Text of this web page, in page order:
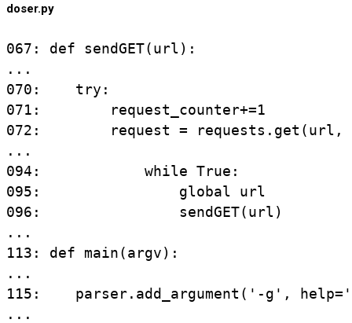
doser.py
067: def sendGET(url):
...
070:    try:
071:        request_counter+=1
072:        request = requests.get(url,
...
094:            while True:
095:                global url
096:                sendGET(url)
...
113: def main(argv):
...
115:    parser.add_argument('-g',
...